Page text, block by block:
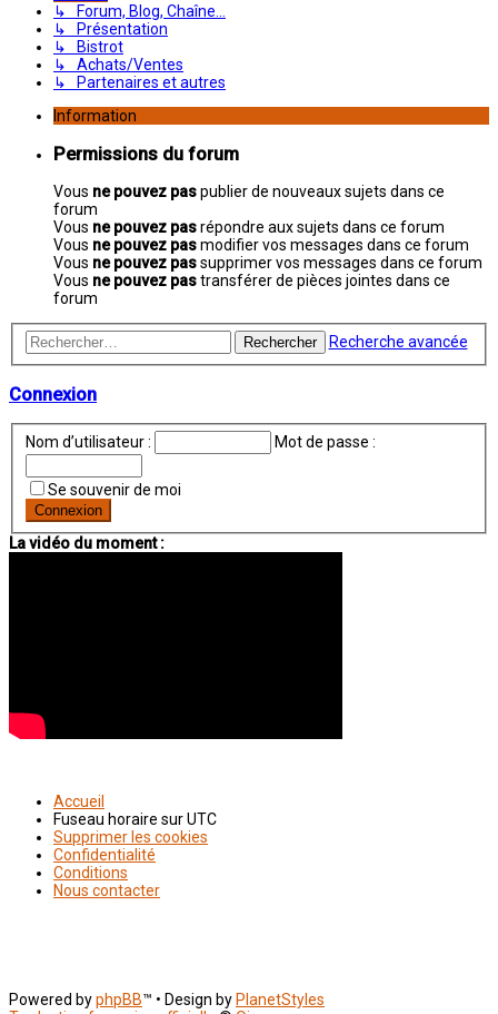
↳ Forum, Blog, Chaîne...
↳ Présentation
↳ Bistrot
↳ Achats/Ventes
↳ Partenaires et autres
Information
Permissions du forum
Vous ne pouvez paspublier de nouveaux sujets dans ce
forum
Vous ne pouvez pasrépondre aux sujets dans ce forum
Vous ne pouvez pasmodifier vos messages dans ce forum
Vous ne pouvez passupprimer vos messages dans ce forum
Vous ne pouvez pastransférer de pièces jointes dans ce
forum
Rechercher Recherche avancée
Connexion
Nom d’utilisateur : Mot de passe :
Se souvenir de moi
La vidéo du moment :
Accueil
Fuseau horaire surUTC
Supprimer les cookies
Confidentialité
Conditions
Nous contacter
Powered byphpBB™ • Design by PlanetStyles